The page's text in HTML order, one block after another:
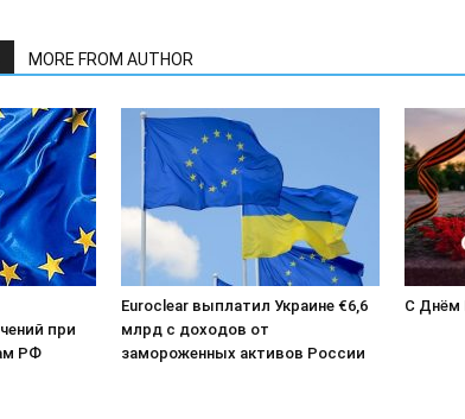
MORE FROM AUTHOR
при
РФ
Euroclear выплатил Украине €6,6
млрд с доходов от
замороженных активов России
С Днём